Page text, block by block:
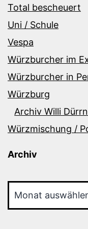
Total bescheuert
Uni / Schule
Vespa
Würzburcher im
Würzburcher in
Würzburg
Archiv Willi
Würzmischung /
Archiv